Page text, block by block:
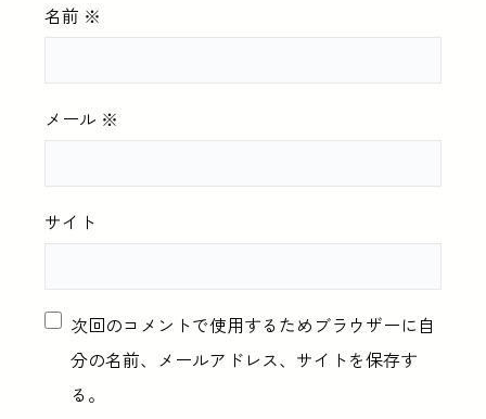
名前 ※
メール ※
サイト
次回のコメントで使用するためブラウザーに自
分の名前、メールアドレス、サイトを保存す
る。